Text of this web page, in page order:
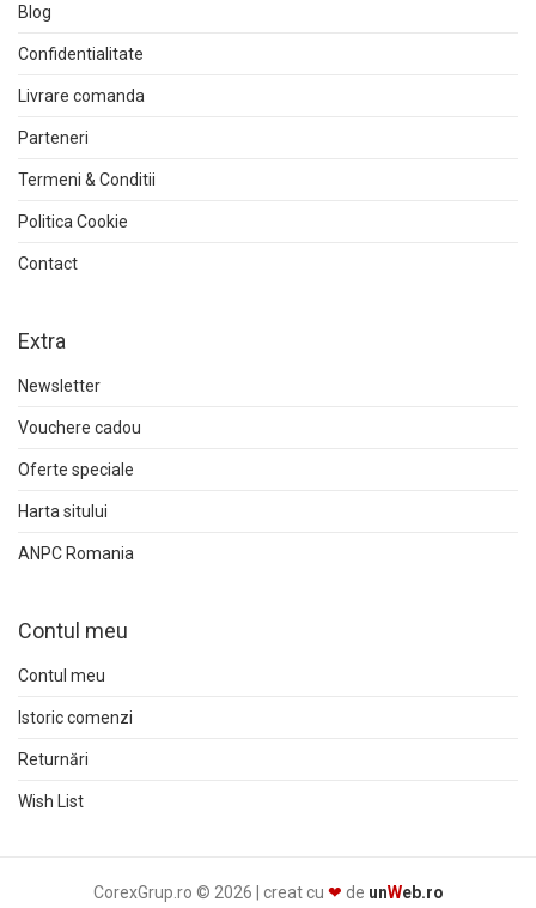
Blog
Confidentialitate
Livrare comanda
Parteneri
Termeni & Conditii
Politica Cookie
Contact
Extra
Newsletter
Vouchere cadou
Oferte speciale
Harta sitului
ANPC Romania
Contul meu
Contul meu
Istoric comenzi
Returnări
Wish List
CorexGrup.ro © 2026 | creat cu ❤ de unWeb.ro